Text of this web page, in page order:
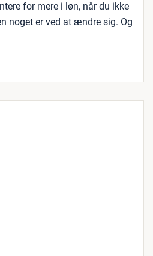
for mere i løn, når du ikke
noget er ved at ændre sig. Og